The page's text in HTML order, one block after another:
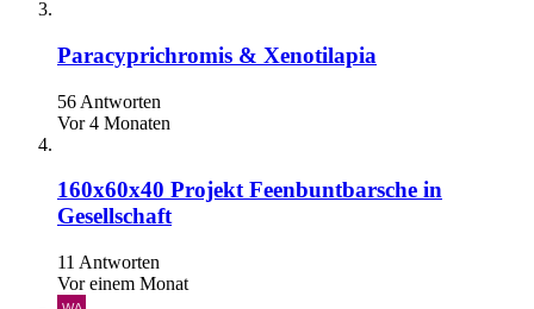
Paracyprichromis & Xenotilapia
56 Antworten
Vor 4 Monaten
160x60x40 Projekt Feenbuntbarsche in
Gesellschaft
11 Antworten
Vor einem Monat